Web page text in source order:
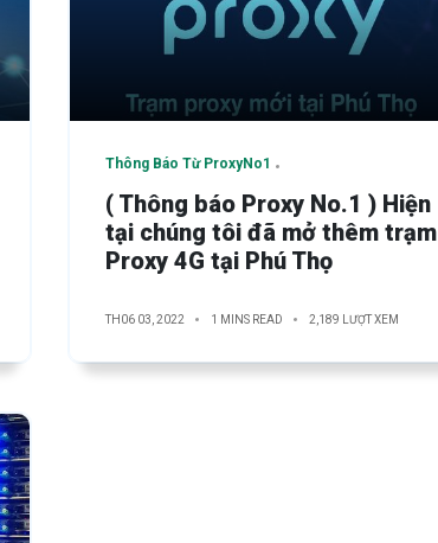
Thông Báo Từ ProxyNo1
( Thông báo Proxy No.1 ) Hiện
tại chúng tôi đã mở thêm trạm
Proxy 4G tại Phú Thọ
TH06 03, 2022 1 MINS READ 2,189 LƯỢT XEM